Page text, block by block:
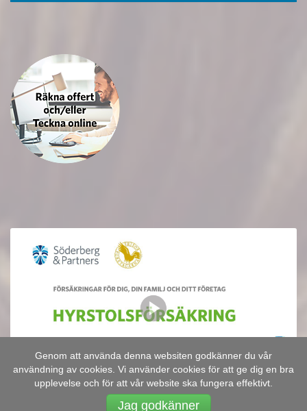
Genom att använda denna websiten godkänner du vår
användning av cookies. Vi använder cookies för att ge dig en bra
upplevelse och för att vår website ska fungera effektivt.
Jag godkänner